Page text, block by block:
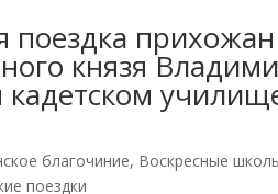
поездка
князя
кадетском
благочиние, Воскресные
поездки